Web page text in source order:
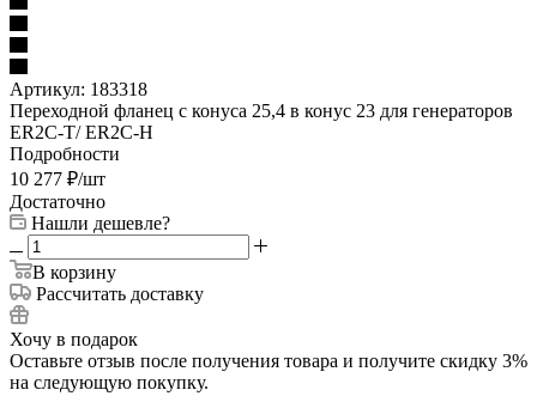
Артикул: 183318
Переходной фланец с конуса 25,4 в конус 23 для генераторов
ER2C-T/ ER2C-H
Подробности
10 277 ₽/шт
Достаточно
Нашли дешевле?
В корзину
Рассчитать доставку
Хочу в подарок
Оставьте отзыв после получения товара и получите скидку 3%
на следующую покупку.